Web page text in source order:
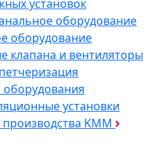
установок
оборудование
оборудование
клапана и вентиляторы
установки
KMM